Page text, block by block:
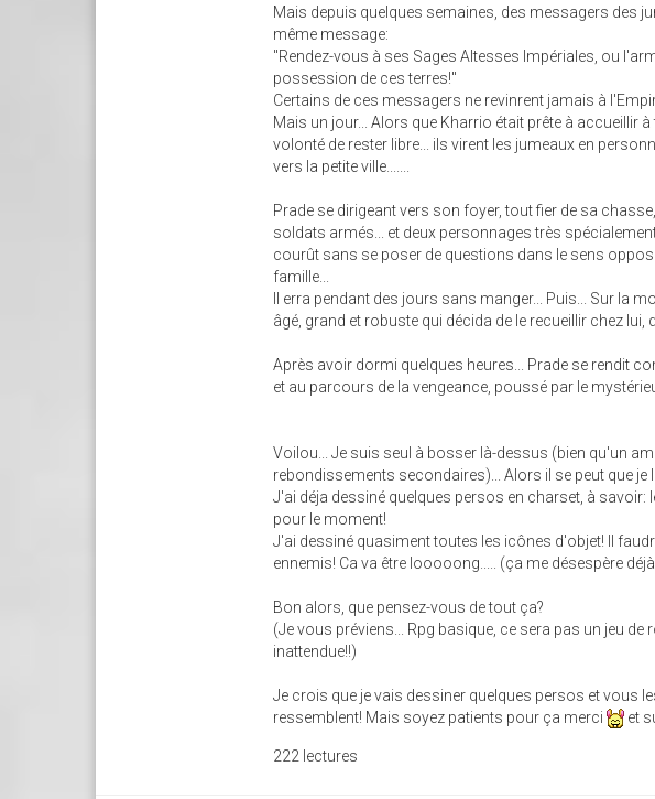
Mais depuis quelques semaines, des messagers des
même message:
"Rendez-vous à ses Sages Altesses Impériales, ou
possession de ces terres!"
Certains de ces messagers ne revinrent jamais à
Mais un jour... Alors que Kharrio était prête à
volonté de rester libre... ils virent les jumeaux en
vers la petite ville.......
Prade se dirigeant vers son foyer, tout fier de sa
soldats armés... et deux personnages très
courût sans se poser de questions dans le sens
famille...
Il erra pendant des jours sans manger... Puis... Sur la
âgé, grand et robuste qui décida de le recueillir chez
Après avoir dormi quelques heures... Prade se rendit
et au parcours de la vengeance, poussé par le
Voilou... Je suis seul à bosser là-dessus (bien qu'un
rebondissements secondaires)... Alors il se peut que
J'ai déja dessiné quelques persos en charset, à savoir:
pour le moment!
J'ai dessiné quasiment toutes les icônes d'objet! Il
ennemis! Ca va être looooong..... (ça me désespère
Bon alors, que pensez-vous de tout ça?
(Je vous préviens... Rpg basique, ce sera pas un jeu
inattendue!!)
Je crois que je vais dessiner quelques persos et vous
ressemblent! Mais soyez patients pour ça merci
et
222 lectures